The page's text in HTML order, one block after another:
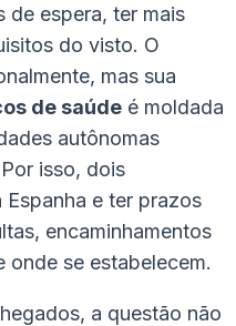
de espera, ter mais
do visto. O
mas sua
de saúde é moldada
autônomas
isso, dois
e ter prazos
encaminhamentos
onde se estabelecem.
a questão não